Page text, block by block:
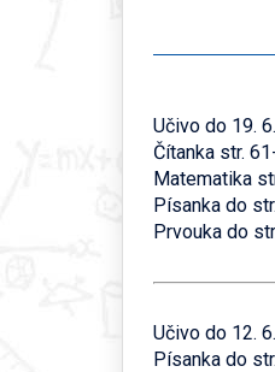
Učivo do 19.
Čítanka str.
Matematika
Písanka do
Prvouka do
Učivo do 12.
Písanka do